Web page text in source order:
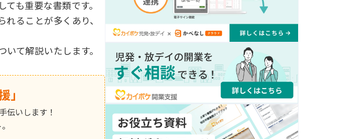
も重要な書類です。
ることが多くあり、
て解説いたします。
」
伝いします！